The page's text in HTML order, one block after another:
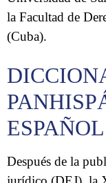
la Facultad de
(Cuba).
Después de la